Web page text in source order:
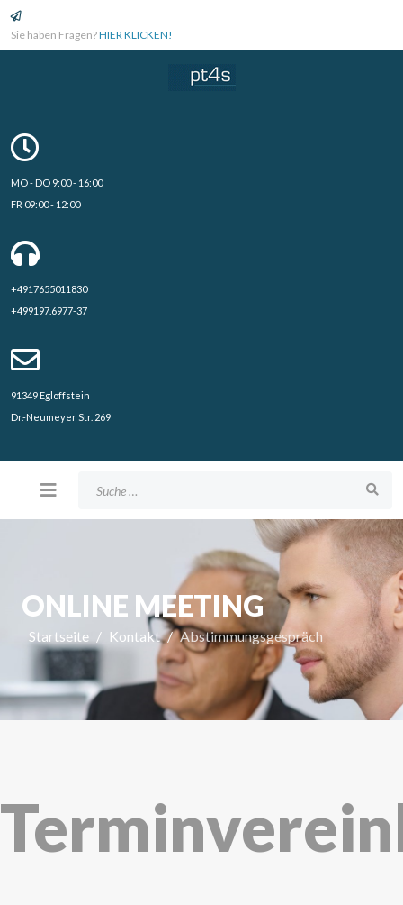
Sie haben Fragen?HIER KLICKEN!
MO - DO 9:00 - 16:00
FR 09:00 - 12:00
+4917655011830
+499197.6977-37
91349 Egloffstein
Dr.-Neumeyer Str. 269
ONLINE MEETING
Startseite Kontakt Abstimmungsgespräch